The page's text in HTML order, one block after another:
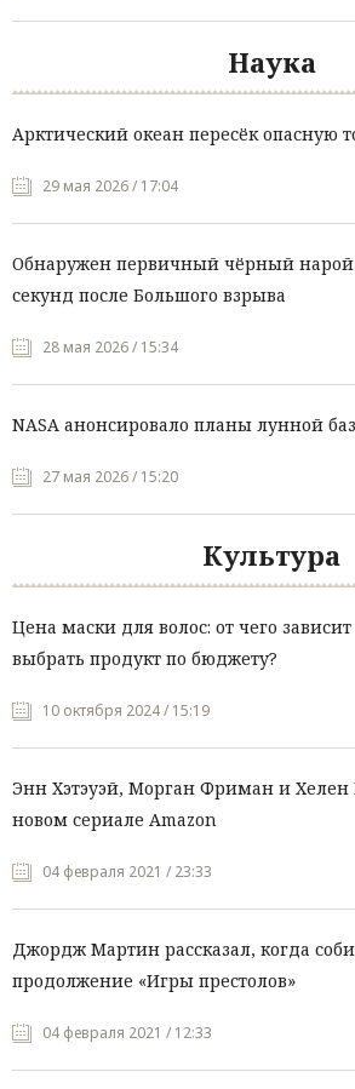
Наука
Арктический океан пересёк опасную
29 мая 2026 / 17:04
Обнаружен первичный чёрный
секунд после Большого взрыва
28 мая 2026 / 15:34
NASA анонсировало планы лунной
27 мая 2026 / 15:20
Культура
Цена маски для волос: от чего
выбрать продукт по бюджету?
10 октября 2024 / 15:19
Энн Хэтэуэй, Морган Фриман и
новом сериале Amazon
04 февраля 2021 / 23:33
Джордж Мартин рассказал, когда
продолжение «Игры престолов»
04 февраля 2021 / 12:33